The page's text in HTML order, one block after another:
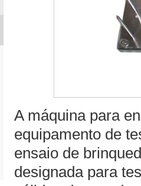
A máquina para
equipamento de
ensaio de
designada para